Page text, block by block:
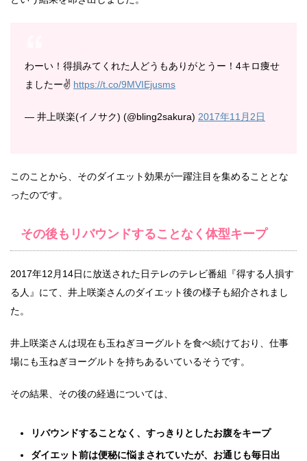
わーい！得損みてくれた人どうもありがとうー！4キロ痩せ
ましたー✌ https://t.co/9MVIEjusms
— 井上咲楽(イノサク) (@bling2sakura) 2017年11月2日
このことから、そのダイエット効果が一躍注目を集めることとな
ったのです。
その後もリバウンドすることなく体型キープ
2017年12月14日に放送された日テレのテレビ番組『得する人損す
る人』にて、井上咲楽さんのダイエット後の様子も紹介されまし
た。
井上咲楽さんは現在も玉ねぎヨーグルトを食べ続けており、仕事
場にも玉ねぎヨーグルトを持ちあるいているそうです。
その結果、その後の経過については、
リバウンドすることなく、すっきりとしたお腹をキープ
ダイエット前は便秘に悩まされていたが、お通じも毎日出